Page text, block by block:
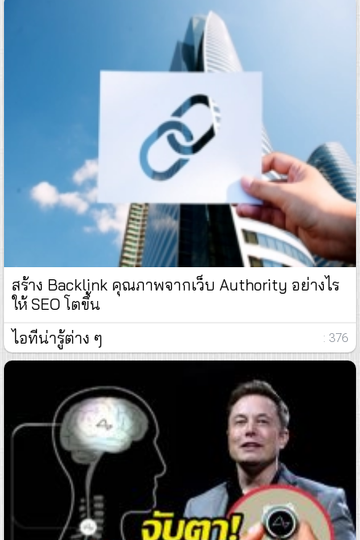
สร้าง Backlink คุณภาพจากเว็บ Authority อย่างไร
ให้ SEO โตขึ้น
ไอทีน่ารู้ต่าง ๆ
: 376